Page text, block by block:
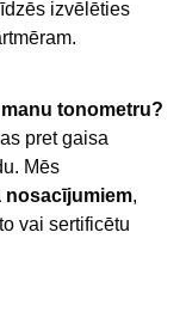
izvēlēties
tonometru?
pret gaisa
Mēs
nosacījumiem,
vai sertificētu